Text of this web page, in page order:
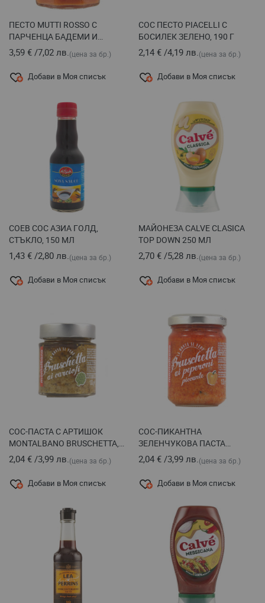
ПЕСТО MUTTI ROSSO С
ПАРЧЕНЦА БАДЕМИ И
СУШЕНИ ДОМАТИ 180 Г
3,59 € /7,02 лв.(цена за бр.)
Добави в Моя списък
СОС ПЕСТО PIACELLI С
БОСИЛЕК ЗЕЛЕНО, 190 Г
2,14 € /4,19 лв.(цена за бр.)
Добави в Моя списък
СОЕВ СОС АЗИА ГОЛД,
СТЪКЛО, 150 МЛ
1,43 € /2,80 лв.(цена за бр.)
Добави в Моя списък
МАЙОНЕЗА CALVE CLASICA
TOP DOWN 250 МЛ
2,70 € /5,28 лв.(цена за бр.)
Добави в Моя списък
СОС-ПАСТА С АРТИШОК
MONTALBANO BRUSCHETTA,
130 Г
2,04 € /3,99 лв.(цена за бр.)
Добави в Моя списък
СОС-ПИКАНТНА
ЗЕЛЕНЧУКОВА ПАСТА
MONTALBANO GUSTOPARTY
130 Г
2,04 € /3,99 лв.(цена за бр.)
Добави в Моя списък